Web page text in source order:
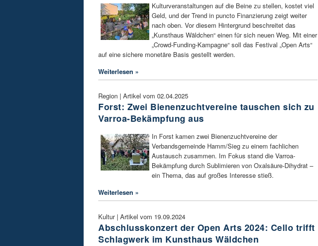
Kulturveranstaltungen auf die Beine zu stellen, kostet viel
Geld, und der Trend in puncto Finanzierung zeigt weiter
nach oben. Vor diesem Hintergrund beschreitet das
„Kunsthaus Wäldchen“ einen für sich neuen Weg. Mit einer
„Crowd-Funding-Kampagne“ soll das Festival „Open Arts“
auf eine sichere monetäre Basis gestellt werden.
Weiterlesen »
Region | Artikel vom 02.04.2025
Forst: Zwei Bienenzuchtvereine tauschen sich zu
Varroa-Bekämpfung aus
In Forst kamen zwei Bienenzuchtvereine der
Verbandsgemeinde Hamm/Sieg zu einem fachlichen
Austausch zusammen. Im Fokus stand die Varroa-
Bekämpfung durch Sublimieren von Oxalsäure-Dihydrat –
ein Thema, das auf großes Interesse stieß.
Weiterlesen »
Kultur | Artikel vom 19.09.2024
Abschlusskonzert der Open Arts 2024: Cello trifft
Schlagwerk im Kunsthaus Wäldchen